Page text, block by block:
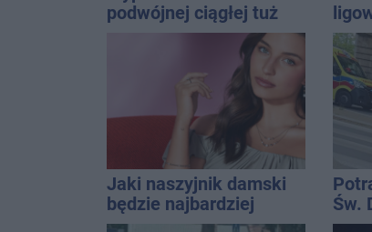
podwójnej ciągłej tuż
przed pasami
Jaki naszyjnik damski
będzie najbardziej
uniwersalny? Modele,
Św.